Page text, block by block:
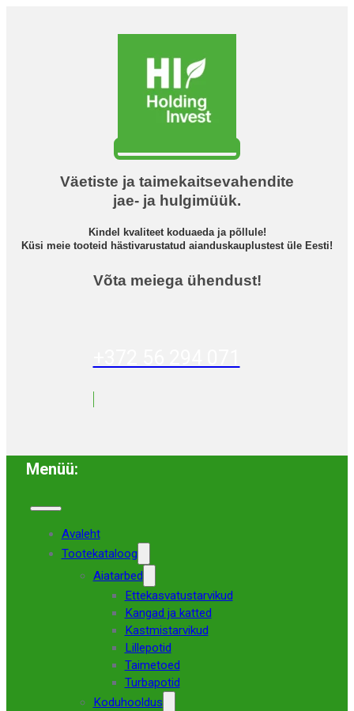
Väetiste ja taimekaitsevahendite
jae- ja hulgimüük.
Kindel kvaliteet koduaeda ja põllule!
Küsi meie tooteid hästivarustatud aianduskauplustest üle Eesti!
Võta meiega ühendust!
Menüü:
Avaleht
Tootekataloog
Aiatarbed
Ettekasvatustarvikud
Kangad ja katted
Kastmistarvikud
Lillepotid
Taimetoed
Turbapotid
Koduhooldus